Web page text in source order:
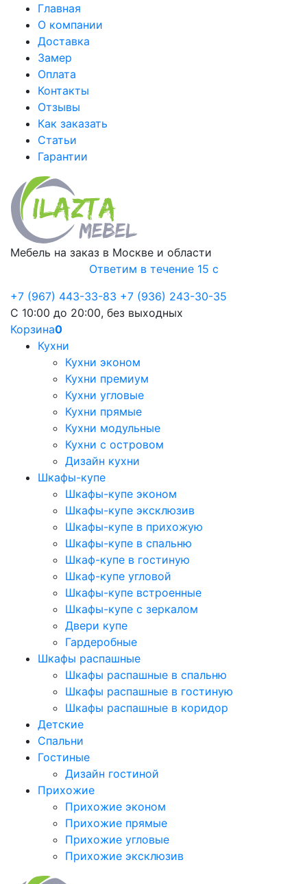
Главная
О компании
Доставка
Замер
Оплата
Контакты
Отзывы
Как заказать
Статьи
Гарантии
Мебель на заказ в Москве и области
Ответим в течение 15 с
+7 (967) 443-33-83 +7 (936) 243-30-35
С 10:00 до 20:00, без выходных
Корзина0
Кухни
Кухни эконом
Кухни премиум
Кухни угловые
Кухни прямые
Кухни модульные
Кухни с островом
Дизайн кухни
Шкафы-купе
Шкафы-купе эконом
Шкафы-купе эксклюзив
Шкафы-купе в прихожую
Шкафы-купе в спальню
Шкаф-купе в гостиную
Шкаф-купе угловой
Шкафы-купе встроенные
Шкафы-купе с зеркалом
Двери купе
Гардеробные
Шкафы распашные
Шкафы распашные в спальню
Шкафы распашные в гостиную
Шкафы распашные в коридор
Детские
Спальни
Гостиные
Дизайн гостиной
Прихожие
Прихожие эконом
Прихожие прямые
Прихожие угловые
Прихожие эксклюзив